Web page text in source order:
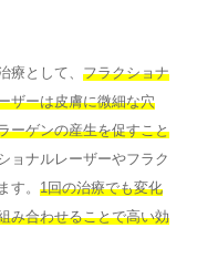
療として、 フラクショナ
ザーは皮膚に微細な穴
ーゲンの産生を促すこと
ョナルレーザーやフラク
す。 1回の治療でも変化
み合わせることで高い効